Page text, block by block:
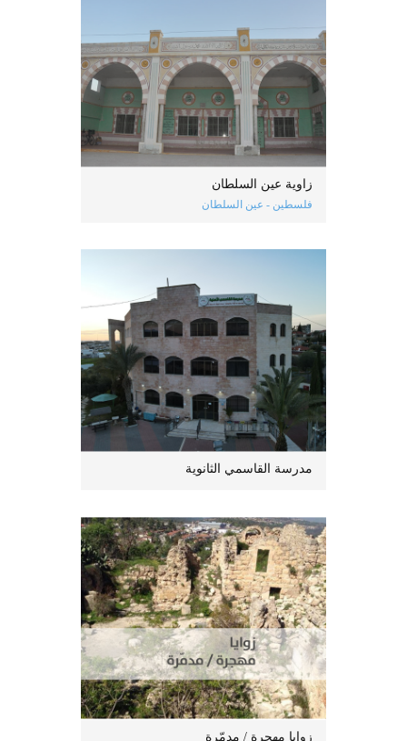
زاوية عين السلطان
فلسطين - عين السلطان
مدرسة القاسمي الثانوية
زوايا مهجرة / مدمّرة